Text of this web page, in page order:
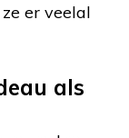
er veelal
als